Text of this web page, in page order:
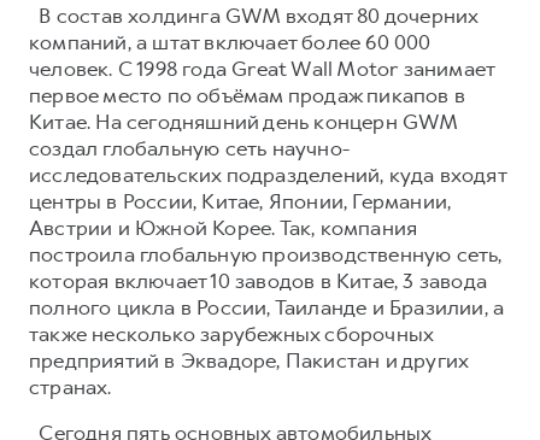
В состав холдинга GWM входят 80 дочерних
компаний, а штат включает более 60 000
человек. С 1998 года Great Wall Motor занимает
первое место по объёмам продаж пикапов в
Китае. На сегодняшний день концерн GWM
создал глобальную сеть научно-
исследовательских подразделений, куда входят
центры в России, Китае, Японии, Германии,
Австрии и Южной Корее. Так, компания
построила глобальную производственную сеть,
которая включает 10 заводов в Китае, 3 завода
полного цикла в России, Таиланде и Бразилии, а
также несколько зарубежных сборочных
предприятий в Эквадоре, Пакистан и других
странах.
Сегодня пять основных автомобильных